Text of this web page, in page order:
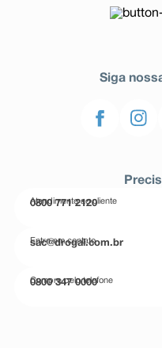
Siga
Atendimento ao cliente
0800 771 2120
Entre em contato
sac@drogal.com.br
Compre pelo telefone
0800 347 0000